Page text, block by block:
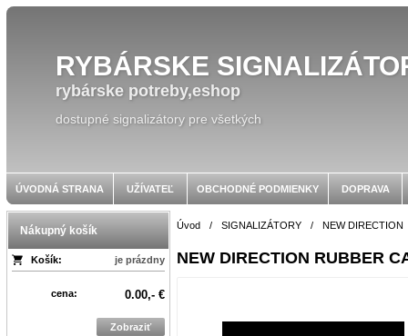
RYBÁRSKE
rybárske potreby,eshop
dostupné signalizátory pre všetkých
ÚVODNÁ STRANA UŽÍVATEĽ OBCHODNÉ PODMIENKY DOPRAVA
Nákupný košík
Košík: je prázdny
cena: 0.00,- €
Zobraziť
Úvod / SIGNALIZÁTORY / NEW DIRECTION
NEW DIRECTION RUBBER